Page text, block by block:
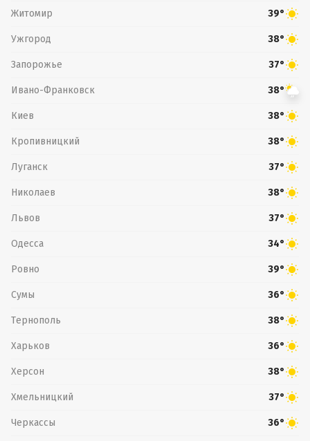
Житомир 39°
Ужгород 38°
Запорожье 37°
Ивано-Франковск 38°
Киев 38°
Кропивницкий 38°
Луганск 37°
Николаев 38°
Львов 37°
Одесса 34°
Ровно 39°
Сумы 36°
Тернополь 38°
Харьков 36°
Херсон 38°
Хмельницкий 37°
Черкассы 36°